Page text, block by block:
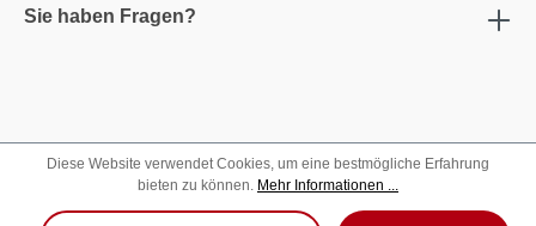
Sie haben Fragen?
Diese Website verwendet Cookies, um eine bestmögliche Erfahrung
bieten zu können. Mehr Informationen ...